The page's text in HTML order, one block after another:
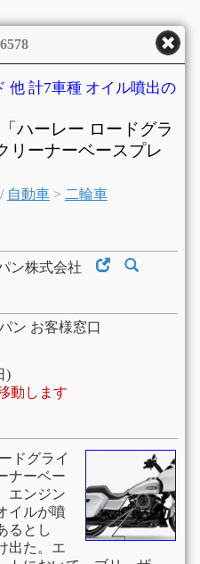
他 計7車種 オイル噴出の
ハーレー ロードグラ
リーナーベースプレ
自動車> 二輪車
ン株式会社
ン お客様窓口
)
動します
ドグライ
ナーベー
エンジン
イルが噴
るとし
出た。エ